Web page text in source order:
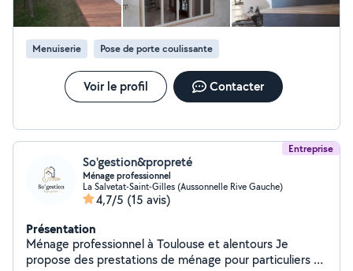
Menuiserie Pose de porte coulissante
Voir le profil Contacter
Entreprise
So'gestion&propreté
Ménage professionnel
La Salvetat-Saint-Gilles (Aussonnelle Rive Gauche)
4,7/5 (15 avis)
Présentation
Ménage professionnel à Toulouse et alentours Je
propose des prestations de ménage pour particuliers et